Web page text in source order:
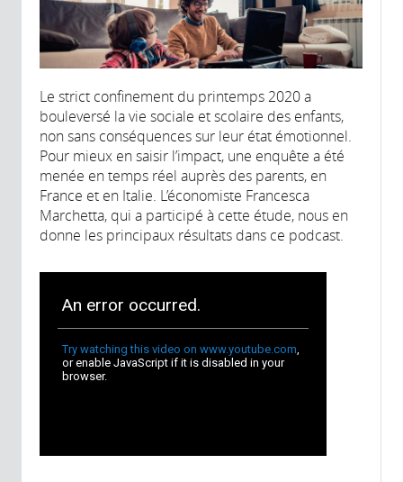
Le strict confinement du printemps 2020 a
bouleversé la vie sociale et scolaire des enfants,
non sans conséquences sur leur état émotionnel.
Pour mieux en saisir l’impact, une enquête a été
menée en temps réel auprès des parents, en
France et en Italie. L’économiste Francesca
Marchetta, qui a participé à cette étude, nous en
donne les principaux résultats dans ce podcast.